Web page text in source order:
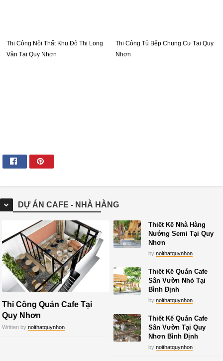
Thi Công Nội Thất Khu Đô Thị Long
Vân Tại Quy Nhơn
Thi Công Tủ Bếp Chung Cư Tại Quy
Nhơn
DỰ ÁN CAFE - NHÀ HÀNG
Thi Công Quán Cafe Tại
Quy Nhơn
Written bynoithatquynhon
Thiết Kế Nhà Hàng
Nướng Semi Tại Quy
Nhơn
bynoithatquynhon
Thiết Kế Quán Cafe
Sân Vườn Nhỏ Tại
Bình Định
bynoithatquynhon
Thiết Kế Quán Cafe
Sân Vườn Tại Quy
Nhơn Bình Định
bynoithatquynhon